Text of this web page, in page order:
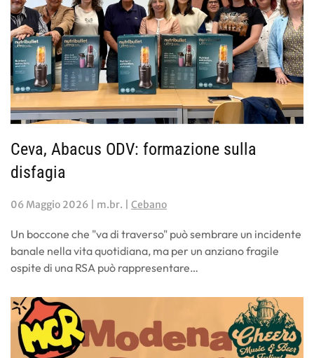
Ceva, Abacus ODV: formazione sulla
disfagia
06 Maggio 2026 | m.br. | Cebano
Un boccone che "va di traverso" può sembrare un incidente
banale nella vita quotidiana, ma per un anziano fragile
ospite di una RSA può rappresentare…